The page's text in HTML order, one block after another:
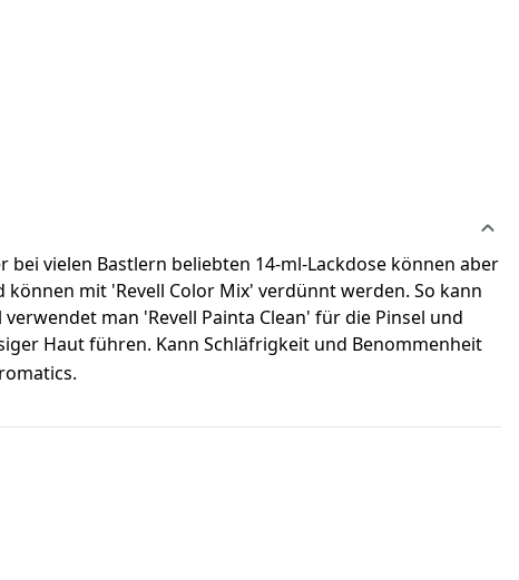
vielen Bastlern beliebten 14-ml-Lackdose können aber
mit 'Revell Color Mix' verdünnt werden. So kann
man 'Revell Painta Clean' für die Pinsel und
Haut führen. Kann Schläfrigkeit und Benommenheit